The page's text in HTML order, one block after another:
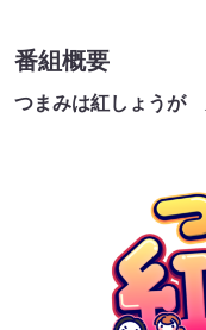
番組概要
つまみは紅しょうが